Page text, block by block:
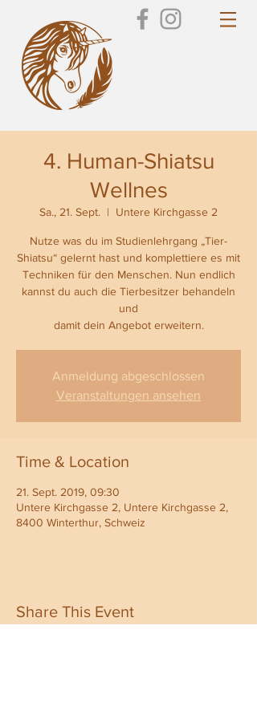
4. Human-Shiatsu
Wellnes
Sa., 21. Sept.
  |
Untere Kirchgasse 2
Nutze was du im Studienlehrgang „Tier-
Shiatsu“ gelernt hast und komplettiere es mit
Techniken für den Menschen. Nun endlich
kannst du auch die Tierbesitzer behandeln
und
Anmeldung abgeschlossen
Veranstaltungen ansehen
Time & Location
21. Sept. 2019, 09:30
Untere Kirchgasse 2, Untere Kirchgasse 2,
8400 Winterthur, Schweiz
Share This Event